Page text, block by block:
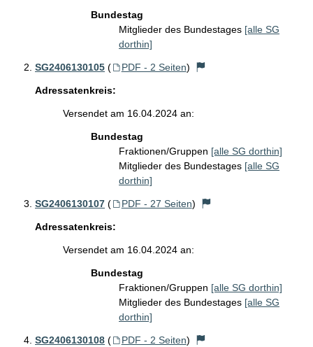
Bundestag
Mitglieder des Bundestages [alle SG
dorthin]
SG2406130105 ( PDF - 2 Seiten)
Adressatenkreis:
Versendet am 16.04.2024 an:
Bundestag
Fraktionen/Gruppen [alle SG dorthin]
Mitglieder des Bundestages [alle SG
dorthin]
SG2406130107 ( PDF - 27 Seiten)
Adressatenkreis:
Versendet am 16.04.2024 an:
Bundestag
Fraktionen/Gruppen [alle SG dorthin]
Mitglieder des Bundestages [alle SG
dorthin]
SG2406130108 ( PDF - 2 Seiten)